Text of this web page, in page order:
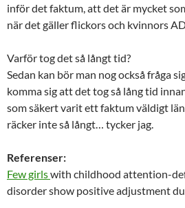
inför det faktum, att det är mycket
när det gäller flickors och kvinnors
Varför tog det så långt tid?
Sedan kan bör man nog också fråga
komma sig att det tog så lång tid
som säkert varit ett faktum väldigt
räcker inte så långt… tycker jag.
Referenser:
Few girlswith childhood attention-
disorder show positive adjustment